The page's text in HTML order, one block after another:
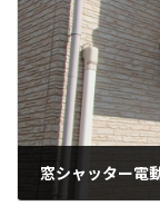
窓シャッター電